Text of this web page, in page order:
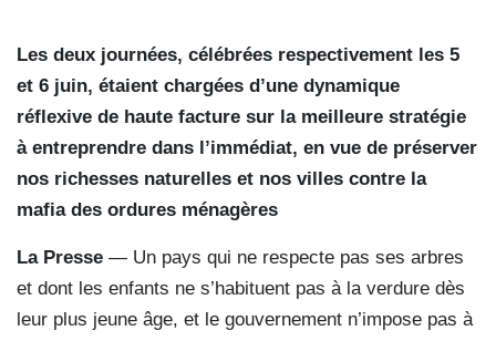
Les deux journées, célébrées respectivement les 5
et 6 juin, étaient chargées d’une dynamique
réflexive de haute facture sur la meilleure stratégie
à entreprendre dans l’immédiat, en vue de préserver
nos richesses naturelles et nos villes contre la
mafia des ordures ménagères
La Presse — Un pays qui ne respecte pas ses arbres
et dont les enfants ne s’habituent pas à la verdure dès
leur plus jeune âge, et le gouvernement n’impose pas à